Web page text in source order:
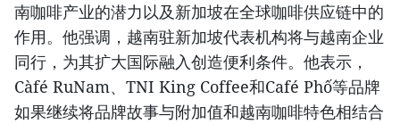
南咖啡产业的潜力以及新加坡在全球咖啡供应链中的
作用。他强调，越南驻新加坡代表机构将与越南企业
同行，为其扩大国际融入创造便利条件。他表示，
Càfé RuNam、TNI King Coffee和Café Phố等品牌
如果继续将品牌故事与附加值和越南咖啡特色相结合